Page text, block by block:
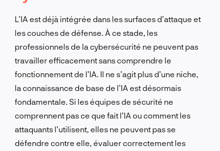
L’IA est déjà intégrée dans les surfaces d’attaque et
les couches de défense. À ce stade, les
professionnels de la cybersécurité ne peuvent pas
travailler efficacement sans comprendre le
fonctionnement de l’IA. Il ne s’agit plus d’une niche,
la connaissance de base de l’IA est désormais
fondamentale. Si les équipes de sécurité ne
comprennent pas ce que fait l’IA ou comment les
attaquants l’utilisent, elles ne peuvent pas se
défendre contre elle, évaluer correctement les